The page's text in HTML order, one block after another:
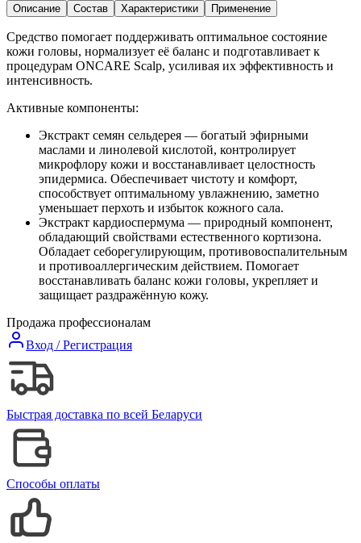
Описание
Состав Характеристики Применение
Средство помогает поддерживать оптимальное состояние
кожи головы, нормализует её баланс и подготавливает к
процедурам ONCARE Scalp, усиливая их эффективность и
интенсивность.
Активные компоненты:
Экстракт семян сельдерея — богатый эфирными
маслами и линолевой кислотой, контролирует
микрофлору кожи и восстанавливает целостность
эпидермиса. Обеспечивает чистоту и комфорт,
способствует оптимальному увлажнению, заметно
уменьшает перхоть и избыток кожного сала.
Экстракт кардиоспермума — природный компонент,
обладающий свойствами естественного кортизона.
Обладает себорегулирующим, противовоспалительным
и противоаллергическим действием. Помогает
восстанавливать баланс кожи головы, укрепляет и
защищает раздражённую кожу.
Продажа профессионалам
Вход / Регистрация
Быстрая доставка по всей Беларуси
Способы оплаты